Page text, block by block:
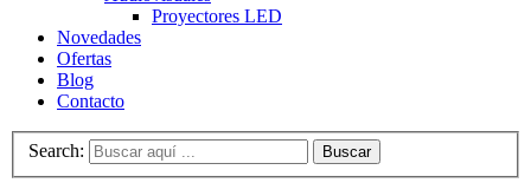
Proyectores LED
Novedades
Ofertas
Blog
Contacto
Search: Buscar